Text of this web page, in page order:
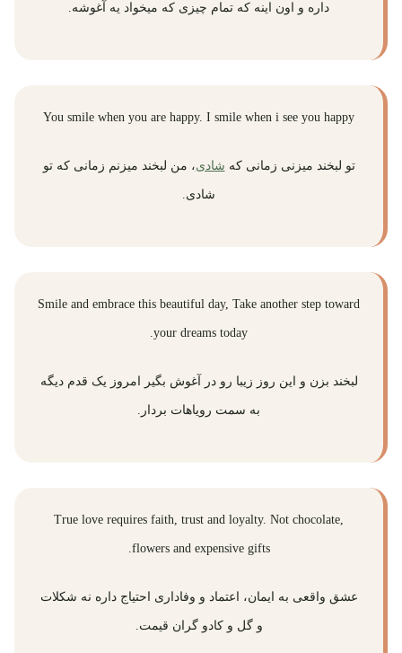
داره و اون اینه که تمام چیزی که میخواد یه آغوشه.
You smile when you are happy. I smile when i see you happy
تو لبخند میزنی زمانی که شادی، من لبخند میزنم زمانی که تو
شادی.
Smile and embrace this beautiful day, Take another step toward
your dreams today.
لبخند بزن و اين روز زيبا رو در آغوش بگیر امروز يک قدم ديگه
به سمت روياهات بردار.
True love requires faith, trust and loyalty. Not chocolate,
flowers and expensive gifts.
عشق واقعی به ایمان، اعتماد و وفاداری احتیاج داره نه شکلات
و گل و کادو گران قیمت.